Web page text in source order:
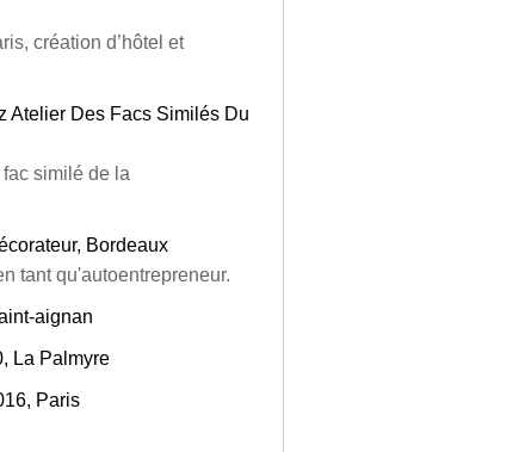
création d’hôtel et
Atelier Des Facs Similés Du
similé de la
Bordeaux
tant qu'autoentrepreneur.
aignan
La Palmyre
Paris